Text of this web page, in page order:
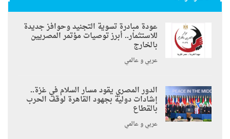
عودة مبادرة تسوية التجنيد وحوافز جديدة
للاستثمار.. أبرز توصيات مؤتمر المصريين
بالخارج
عربي و عالمي
الدور المصري يقود مسار السلام في غزة..
إشادات دولية بجهود القاهرة لوقف الحرب
بالقطاع
عربي و عالمي